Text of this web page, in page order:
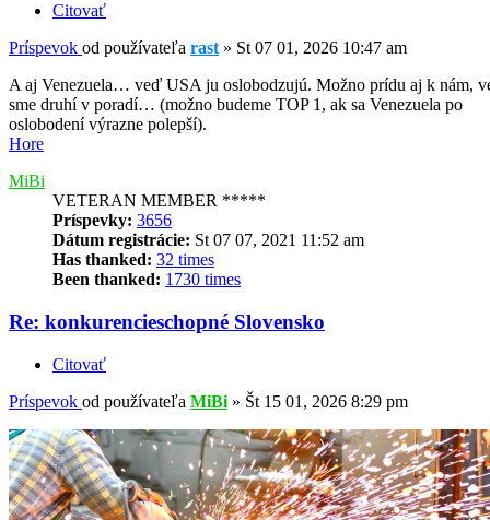
Citovať
Príspevok od používateľa rast » St 07 01, 2026 10:47 am
A aj Venezuela… veď USA ju oslobodzujú. Možno prídu aj k nám,
sme druhí v poradí… (možno budeme TOP 1, ak sa Venezuela po
oslobodení výrazne polepší).
Hore
MiBi
VETERAN MEMBER *****
Príspevky: 3656
Dátum registrácie: St 07 07, 2021 11:52 am
Has thanked: 32 times
Been thanked: 1730 times
Re: konkurencieschopné Slovensko
Citovať
Príspevok od používateľa MiBi » Št 15 01, 2026 8:29 pm